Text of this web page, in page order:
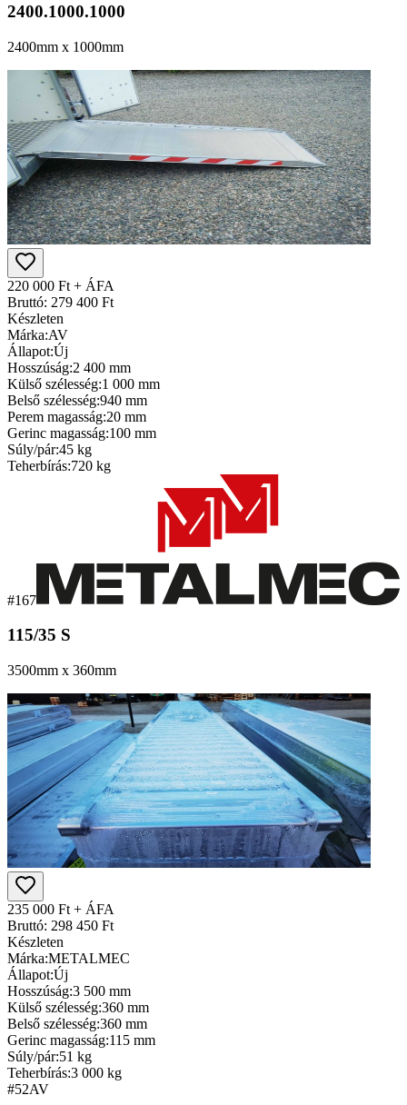
2400.1000.1000
2400mm x 1000mm
220 000 Ft + ÁFA
Bruttó: 279 400 Ft
Készleten
Márka:AV
Állapot:Új
Hosszúság:2 400 mm
Külső szélesség:1 000 mm
Belső szélesség:940 mm
Perem magasság:20 mm
Gerinc magasság:100 mm
Súly/pár:45 kg
Teherbírás:720 kg
#167
115/35 S
3500mm x 360mm
235 000 Ft + ÁFA
Bruttó: 298 450 Ft
Készleten
Márka:METALMEC
Állapot:Új
Hosszúság:3 500 mm
Külső szélesség:360 mm
Belső szélesség:360 mm
Gerinc magasság:115 mm
Súly/pár:51 kg
Teherbírás:3 000 kg
#52AV